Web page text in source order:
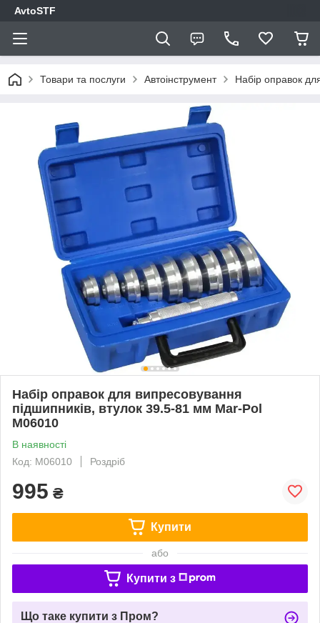
AvtoSTF
Товари та послуги Автоінструмент Набір оправок
Набір оправок для випресовування
підшипників, втулок 39.5-81 мм Mar-Pol
M06010
В наявності
Код: M06010
Роздріб
995 ₴
Купити
або
Купити з
Що таке купити з Пром?